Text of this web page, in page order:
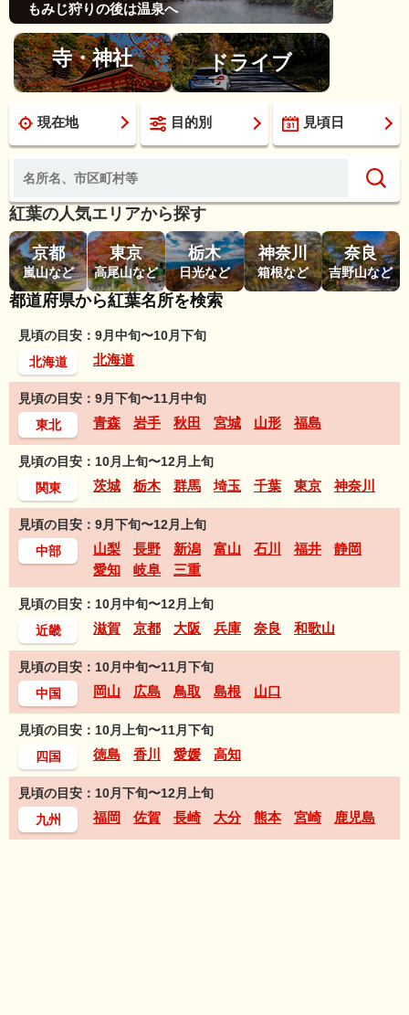
もみじ狩りの後は温泉へ
寺・神社 ドライブ
現在地 目的別 見頃日
紅葉の人気エリアから探す
京都
嵐山など
東京
高尾山など
栃木
日光など
神奈川
箱根など
奈良
吉野山など
都道府県から紅葉名所を検索
見頃の目安：9月中旬〜10月下旬
北海道
北海道
見頃の目安：9月下旬〜11月中旬
東北
青森 岩手 秋田 宮城 山形 福島
見頃の目安：10月上旬〜12月上旬
関東
茨城 栃木 群馬 埼玉 千葉 東京 神奈川
見頃の目安：9月下旬〜12月上旬
中部
山梨 長野 新潟 富山 石川 福井
静岡
愛知
岐阜 三重
見頃の目安：10月中旬〜12月上旬
近畿
滋賀 京都 大阪 兵庫 奈良 和歌山
見頃の目安：10月中旬〜11月下旬
中国
岡山 広島 鳥取 島根 山口
見頃の目安：10月上旬〜11月下旬
四国
徳島 香川 愛媛 高知
見頃の目安：10月下旬〜12月上旬
九州
福岡 佐賀 長崎 大分 熊本 宮崎 鹿児島